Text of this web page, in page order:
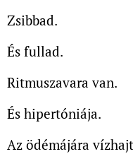
Zsibbad.
És fullad.
Ritmuszavara van.
És hipertóniája.
Az ödémájára